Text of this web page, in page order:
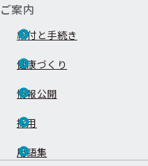
ご案内
給付と手続き
健康づくり
情報公開
採用
用語集